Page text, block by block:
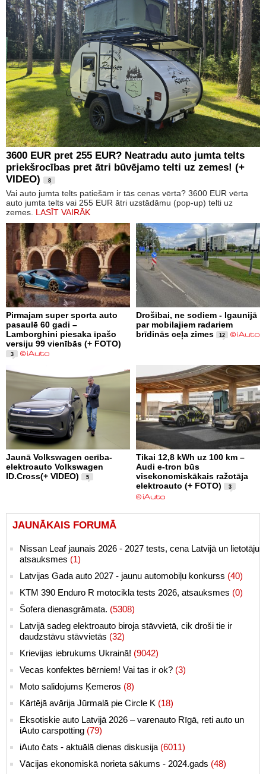
3600 EUR pret 255 EUR? Neatradu auto jumta telts
priekšrocības pret ātri būvējamo telti uz zemes! (+
VIDEO)
8
Vai auto jumta telts patiešām ir tās cenas vērta? 3600 EUR vērta
auto jumta telts vai 255 EUR ātri uzstādāmu (pop-up) telti uz
zemes. LASĪT VAIRĀK
Pirmajam super sporta auto
pasaulē 60 gadi –
Lamborghini piesaka īpašo
versiju 99 vienībās (+ FOTO)
3
Drošībai, ne sodiem - Igaunijā
par mobilajiem radariem
brīdinās ceļa zimes
12
Jaunā Volkswagen cerība-
elektroauto Volkswagen
ID.Cross(+ VIDEO)
5
Tikai 12,8 kWh uz 100 km –
Audi e-tron būs
visekonomiskākais ražotāja
elektroauto (+ FOTO)
3
JAUNĀKAIS FORUMĀ
Nissan Leaf jaunais 2026 - 2027 tests, cena Latvijā un lietotāju
atsauksmes (1)
Latvijas Gada auto 2027 - jaunu automobiļu konkurss (40)
KTM 390 Enduro R motocikla tests 2026, atsauksmes (0)
Šofera dienasgrāmata. (5308)
Latvijā sadeg elektroauto biroja stāvvietā, cik droši tie ir
daudzstāvu stāvvietās (32)
Krievijas iebrukums Ukrainā! (9042)
Vecas konfektes bērniem! Vai tas ir ok? (3)
Moto salidojums Ķemeros (8)
Kārtējā avārija Jūrmalā pie Circle K (18)
Eksotiskie auto Latvijā 2026 – varenauto Rīgā, reti auto un
iAuto carspotting (79)
iAuto čats - aktuālā dienas diskusija (6011)
Vācijas ekonomiskā norieta sākums - 2024.gads (48)